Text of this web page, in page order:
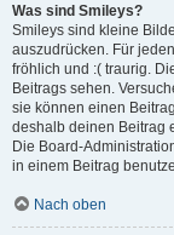
Was sind Smileys?
Smileys sind kleine
auszudrücken. Für
fröhlich und :( traurig.
Beitrags sehen.
sie können einen
deshalb deinen Beitrag
Die Board-
in einem Beitrag
Nach oben